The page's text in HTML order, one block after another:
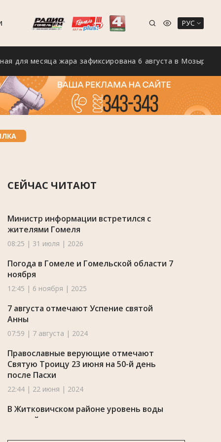
РУС
месяца жара зафиксирована 6 августа в Мозыре
СЕЙЧАС ЧИТАЮТ
Министр информации встретился с
жителями Гомеля
08:25 | 31 июля | 2026
Погода в Гомеле и Гомельской области 7
ноября
12:45 | 6 ноября | 2025
7 августа отмечают Успение святой
Анны
07:59 | 7 августа | 2024
Православные верующие отмечают
Святую Троицу 23 июня на 50-й день
после Пасхи
22:44 | 22 июня | 2024
В Житковичском районе уровень воды
каждый день повышается на несколько